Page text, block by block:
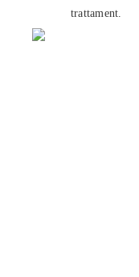
trattament.